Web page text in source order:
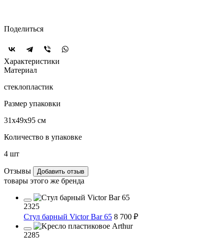
Поделиться
Характеристики
Материал
стеклопластик
Размер упаковки
31х49х95 см
Количество в упаковке
4 шт
Отзывы Добавить отзыв
товары этого же бренда
2325
Cтул барный Victor Bar 65 8 700 ₽
2285